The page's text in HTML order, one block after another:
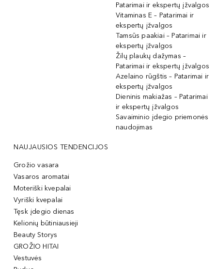
Patarimai ir ekspertų įžvalgos
Vitaminas E – Patarimai ir
ekspertų įžvalgos
Tamsūs paakiai – Patarimai ir
ekspertų įžvalgos
Žilų plaukų dažymas –
Patarimai ir ekspertų įžvalgos
Azelaino rūgštis – Patarimai ir
ekspertų įžvalgos
Dieninis makiažas – Patarimai
ir ekspertų įžvalgos
Savaiminio įdegio priemonės
naudojimas
NAUJAUSIOS TENDENCIJOS
Grožio vasara
Vasaros aromatai
Moteriški kvepalai
Vyriški kvepalai
Tęsk įdegio dienas
Kelionių būtiniausieji
Beauty Storys
GROŽIO HITAI
Vestuvės